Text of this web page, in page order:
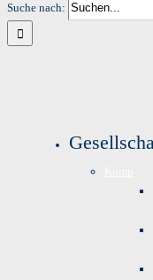
Suche nach: